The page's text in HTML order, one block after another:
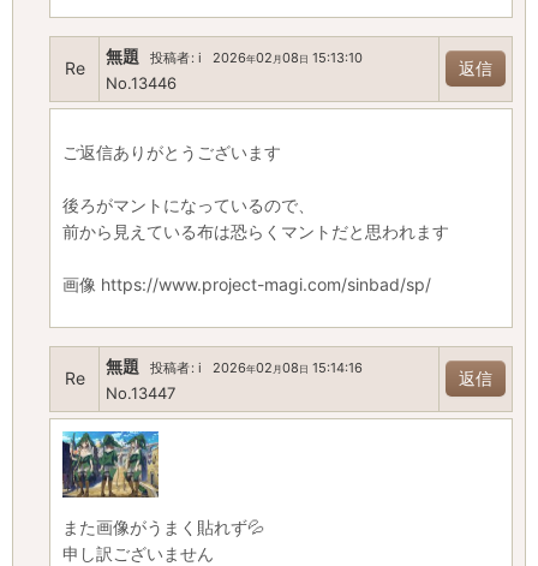
Re
無題 投稿者: i 2026年02 月08 日 15:13:10
No.13446
返信
ご返信ありがとうございます
後ろがマントになっているので、
前から見えている布は恐らくマントだと思われます
画像 https://www.project-magi.com/sinbad/sp/
Re
無題 投稿者: i 2026年02 月08 日 15:14:16
No.13447
返信
また画像がうまく貼れず💦
申し訳ございません